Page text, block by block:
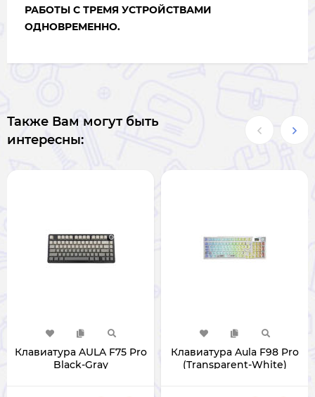
РАБОТЫ С ТРЕМЯ УСТРОЙСТВАМИ
ОДНОВРЕМЕННО.
Также Вам могут быть
интересны:
Клавиатура AULA F75 Pro
Black-Gray
Клавиатура Aula F98 Pro
(Transparent-White)